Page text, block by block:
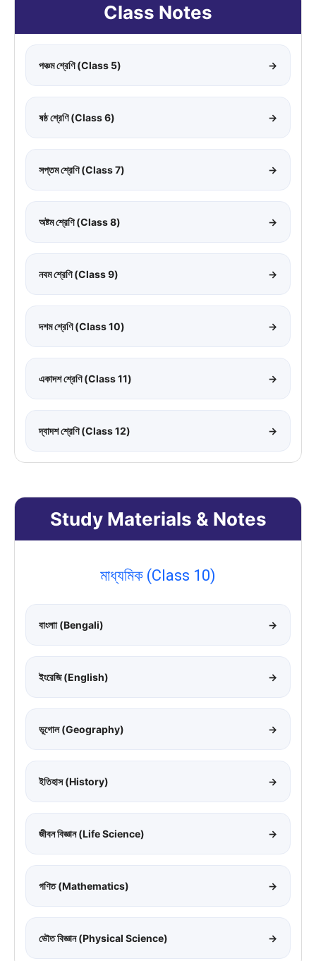
Class Notes
পঞ্চম শ্রেণি (Class 5) →
ষষ্ঠ শ্রেণি (Class 6) →
সপ্তম শ্রেণি (Class 7) →
অষ্টম শ্রেণি (Class 8) →
নবম শ্রেণি (Class 9) →
দশম শ্রেণি (Class 10) →
একাদশ শ্রেণি (Class 11) →
দ্বাদশ শ্রেণি (Class 12) →
Study Materials & Notes
মাধ্যমিক (Class 10)
বাংলাা (Bengali) →
ইংরেজি (English) →
ভূগোল (Geography) →
ইতিহাস (History) →
জীবন বিজ্ঞান (Life Science) →
গণিত (Mathematics) →
ভৌত বিজ্ঞান (Physical Science) →